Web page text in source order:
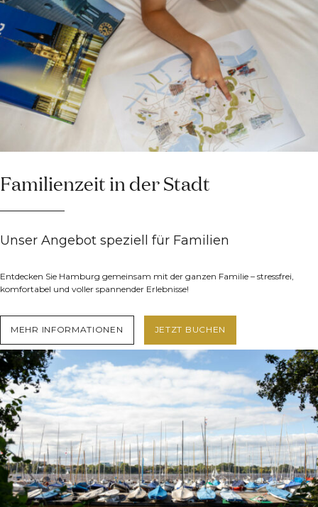
Familienzeit in der Stadt
Unser Angebot speziell für Familien
Entdecken Sie Hamburg gemeinsam mit der ganzen Familie – stressfrei,
komfortabel und voller spannender Erlebnisse!
MEHR INFORMATIONEN JETZT BUCHEN